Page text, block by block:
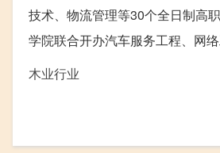
技术、物流管理等30个全日制高
学院联合开办汽车服务工程、网络
木业行业